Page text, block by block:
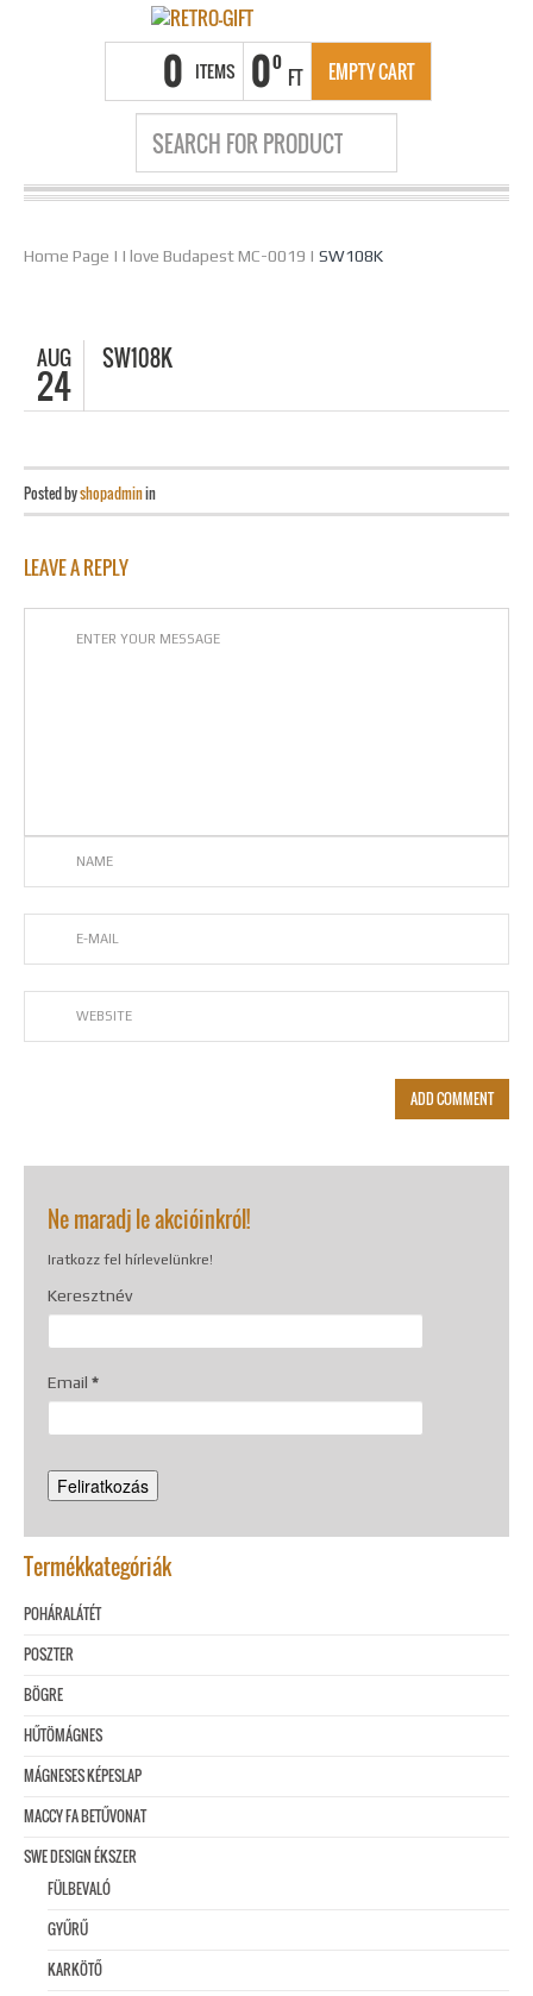
0 ITEMS 00
FT EMPTY CART
Home Page | I love Budapest MC-0019 | SW108K
AUG
24
SW108K
Posted byshopadminin
LEAVE A REPLY
Ne maradj le akcióinkról!
Iratkozz fel hírlevelünkre!
Keresztnév
Email *
Termékkategóriák
POHÁRALÁTÉT
POSZTER
BÖGRE
HŰTÖMÁGNES
MÁGNESES KÉPESLAP
MACCY FA BETŰVONAT
SWE DESIGN ÉKSZER
FÜLBEVALÓ
GYŰRŰ
KARKÖTŐ